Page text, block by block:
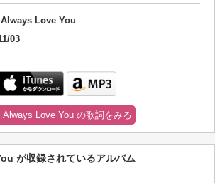
Always Love You
03
Always Love You の歌詞をみる
が収録されているアルバム